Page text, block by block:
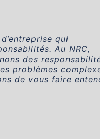
qui
Au NRC,
des
problèmes
de vous faire